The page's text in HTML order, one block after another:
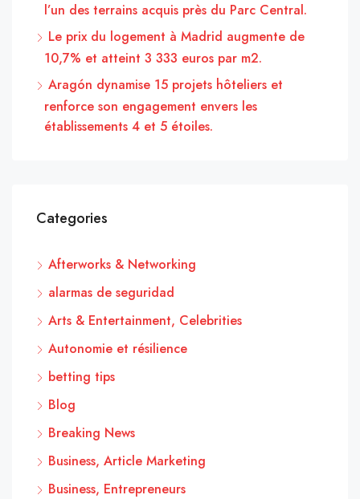
l’un des terrains acquis près du Parc Central.
Le prix du logement à Madrid augmente de
10,7% et atteint 3 333 euros par m2.
Aragón dynamise 15 projets hôteliers et
renforce son engagement envers les
établissements 4 et 5 étoiles.
Categories
Afterworks & Networking
alarmas de seguridad
Arts & Entertainment, Celebrities
Autonomie et résilience
betting tips
Blog
Breaking News
Business, Article Marketing
Business, Entrepreneurs